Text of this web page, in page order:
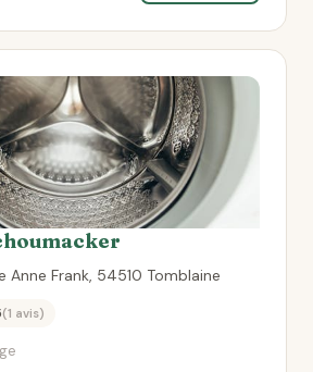
Anne Frank, 54510 Tomblaine
(1 avis)